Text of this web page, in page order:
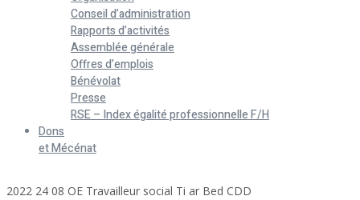
Conseil d’administration
Rapports d’activités
Assemblée générale
Offres d’emplois
Bénévolat
Presse
RSE – Index égalité professionnelle F/H
Dons
et Mécénat
2022 24 08 OE Travailleur social Ti ar Bed CDD